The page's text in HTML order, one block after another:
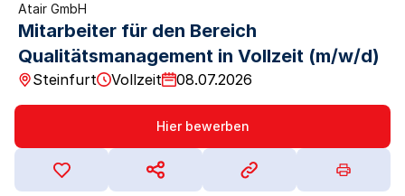
Atair GmbH
Mitarbeiter für den Bereich
Qualitätsmanagement in Vollzeit (m/w/d)
Steinfurt Vollzeit 08.07.2026
Hier bewerben